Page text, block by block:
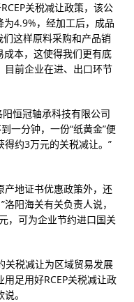
关税减让政策，该公
4.9%，经加工后，成品
们这样原料采购和产品销
成本，这使得我们更有底
目前企业在进、出口环节
恒冠轴承科技有限公司
一分钟，一份“纸黄金”便
约3万元的关税减让。”
产地证书优惠政策外，还
阳海关有关负责人说，
，可为企业节约进口国关
关税减让为区域贸易发展
足用好RCEP关税减让政
。